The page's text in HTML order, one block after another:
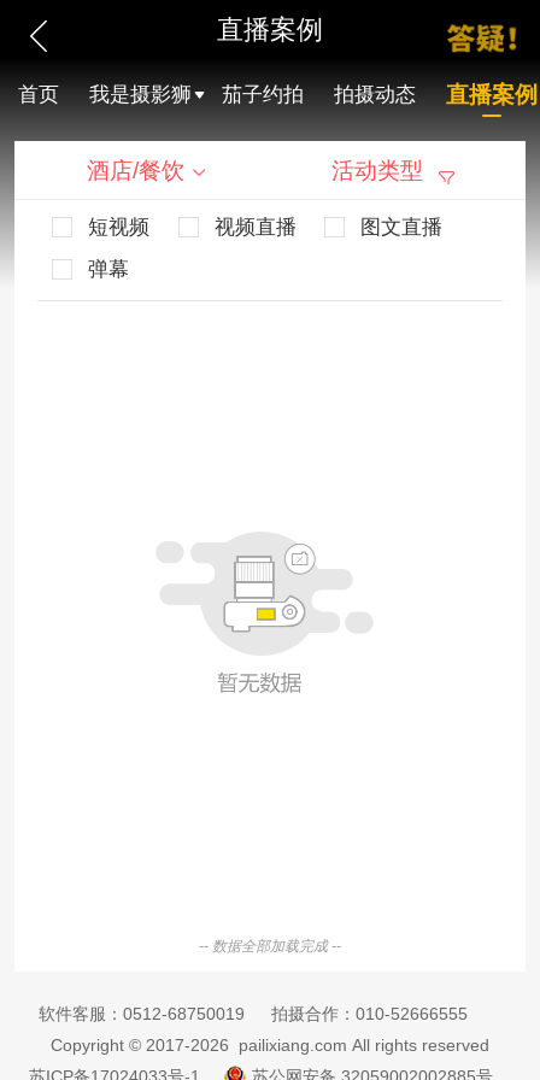
直播案例
首页 我是摄影狮 茄子约拍 拍摄动态 直播案例
酒店/餐饮 活动类型
短视频 视频直播
图文直播
弹幕
-- 数据全部加载完成 --
软件客服： 0512-68750019 拍摄合作： 010-52666555
Copyright © 2017-2026 pailixiang.com All rights reserved
苏ICP备17024033号-1
苏公网安备 32059002002885号